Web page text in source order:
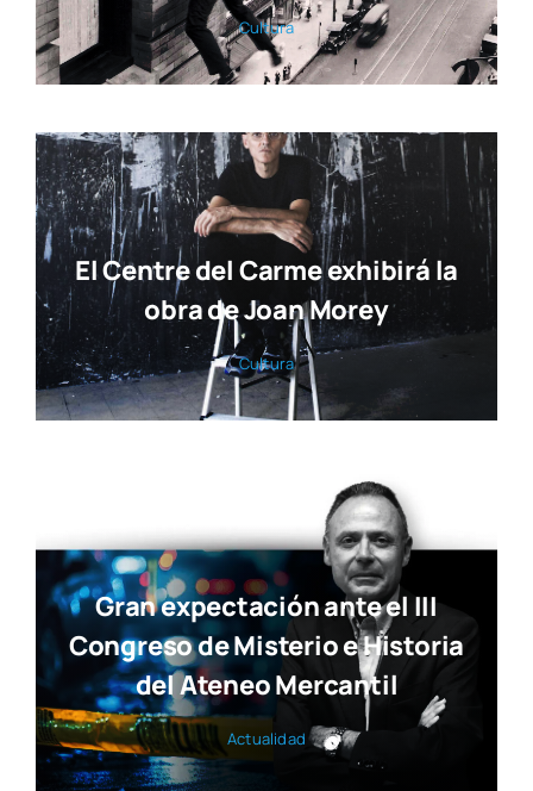
Cul­tu­ra
El Centre del Carme exhibirá la
obra de Joan Morey
Cul­tu­ra
Gran expectación ante el III
Congreso de Misterio e Historia
del Ateneo Mercantil
Actua­li­dad